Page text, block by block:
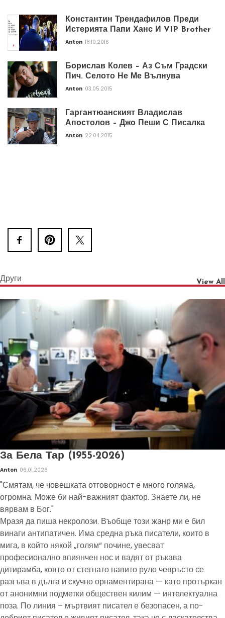
Константин Трендафилов Преди
Истерията Папи Ханс И VIP Brother
Anton 18.10.2016
Борислав Колев – Аз Съм Градски
Пич. Селото Не Ме Вълнува
Anton 03.05.2015
Гаргантюанският Владислав
Апостолов – Джо Пеши С Писалка
Anton 22.04.2015
Други View All
За Бела Тар (1955-2026)
Anton 06.01.2026
"Смятам, че човешката отговорност е много голяма,
огромна. Може би най-важният фактор. Знаете ли, не
вярвам в Бог."
Мразя да пиша некролози. Въобще този жанр ми е бил
винаги антипатичен. Има средна ръка писатели, които в
мига, в който някой „голям“ почине, увесват
професионално впиянчен нос и вадят от ръкава
дитирамба, която от стегнато навито руло чевръсто се
разгъва в дълга и скучно орнаментирана — като протъркан
от анонимни подметки обществен килим — интелектуална
поза. По линия – мъртвият писател е безопасен, а по-